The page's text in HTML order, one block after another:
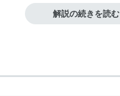
解説の続きを読む